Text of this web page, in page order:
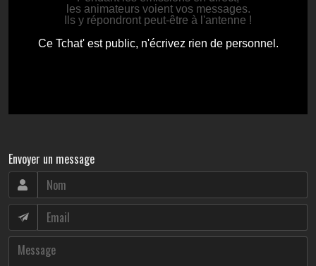
Envoyer un message